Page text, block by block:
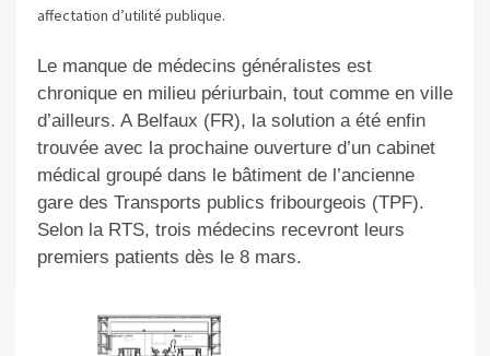
affectation d’utilité publique.
Le manque de médecins généralistes est
chronique en milieu périurbain, tout comme en ville
d’ailleurs. A Belfaux (FR), la solution a été enfin
trouvée avec la prochaine ouverture d’un cabinet
médical groupé dans le bâtiment de l’ancienne
gare des Transports publics fribourgeois (TPF).
Selon la RTS, trois médecins recevront leurs
premiers patients dès le 8 mars.